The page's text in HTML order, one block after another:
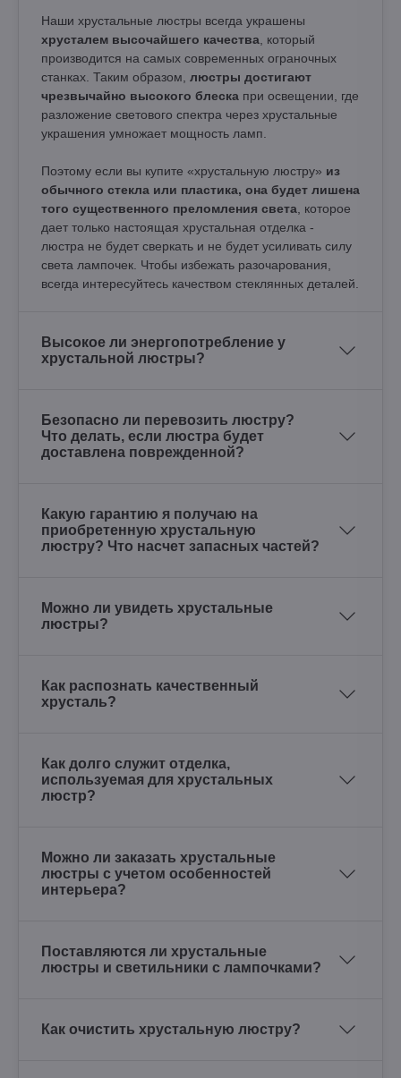
Наши хрустальные люстры всегда украшены
хрусталем высочайшего качества , который
производится на самых современных ограночных
станках. Таким образом, люстры достигают
чрезвычайно высокого блеска при освещении, где
разложение светового спектра через хрустальные
украшения умножает мощность ламп.
Поэтому если вы купите «хрустальную люстру» из
обычного стекла или пластика, она будет лишена
того существенного преломления света , которое
дает только настоящая хрустальная отделка -
люстра не будет сверкать и не будет усиливать силу
света лампочек. Чтобы избежать разочарования,
всегда интересуйтесь качеством стеклянных деталей.
Высокое ли энергопотребление у
хрустальной люстры?
Безопасно ли перевозить люстру?
Что делать, если люстра будет
доставлена поврежденной?
Какую гарантию я получаю на
приобретенную хрустальную
люстру? Что насчет запасных частей?
Можно ли увидеть хрустальные
люстры?
Как распознать качественный
хрусталь?
Как долго служит отделка,
используемая для хрустальных
люстр?
Можно ли заказать хрустальные
люстры с учетом особенностей
интерьера?
Поставляются ли хрустальные
люстры и светильники с лампочками?
Как очистить хрустальную люстру?